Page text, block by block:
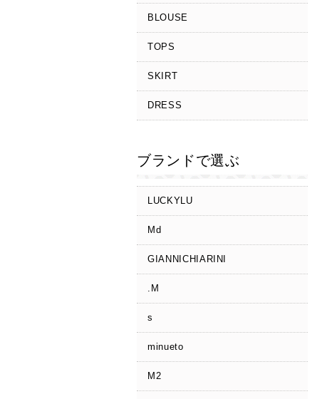
BLOUSE
TOPS
SKIRT
DRESS
ブランドで選ぶ
LUCKYLU
Md
GIANNICHIARINI
.M
s
minueto
M2